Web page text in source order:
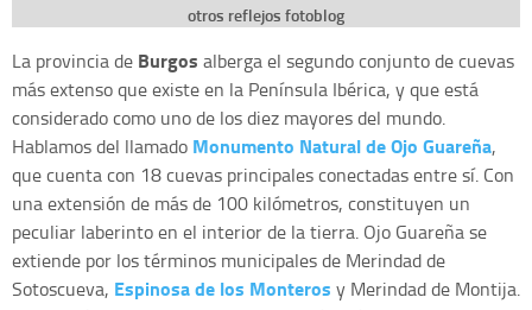
otros reflejos fotoblog
La provincia de Burgos alberga el segundo conjunto de cuevas
más extenso que existe en la Península Ibérica, y que está
considerado como uno de los diez mayores del mundo.
Hablamos del llamado Monumento Natural de Ojo Guareña,
que cuenta con 18 cuevas principales conectadas entre sí. Con
una extensión de más de 100 kilómetros, constituyen un
peculiar laberinto en el interior de la tierra. Ojo Guareña se
extiende por los términos municipales de Merindad de
Sotoscueva, Espinosa de los Monteros y Merindad de Montija.